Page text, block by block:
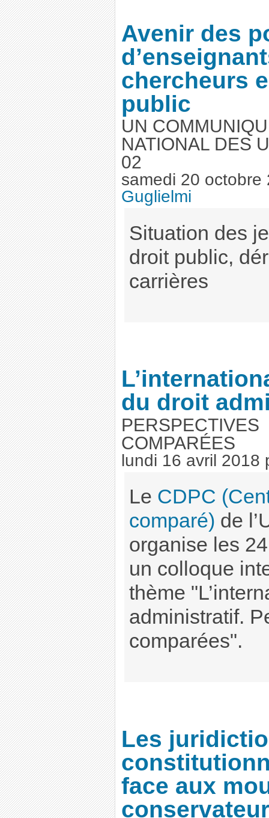
Avenir des
chercheurs
public
UN
NATIONAL DES
02
samedi 20 octobre
Guglielmi
Situation des
droit public,
carrières
du droit
PERSPECTIVES
COMPARÉES
lundi 16 avril 2018
Le CDPC
comparé) de
organise les
un colloque
thème
administratif.
comparées".
Les
face aux